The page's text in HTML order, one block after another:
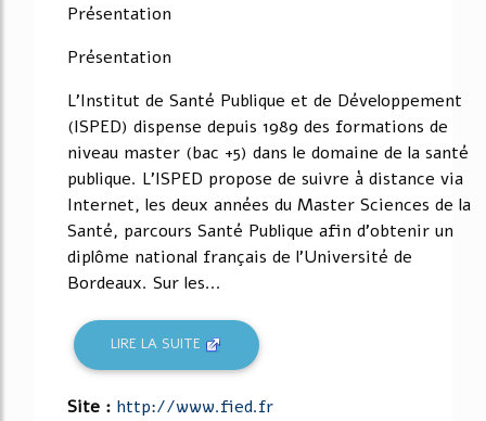
Présentation
Présentation
L'Institut de Santé Publique et de Développement
(ISPED) dispense depuis 1989 des formations de
niveau master (bac +5) dans le domaine de la santé
publique. L'ISPED propose de suivre à distance via
Internet, les deux années du Master Sciences de la
Santé, parcours Santé Publique afin d'obtenir un
diplôme national français de l'Université de
Bordeaux. Sur les...
LIRE LA SUITE
Site : http://www.fied.fr